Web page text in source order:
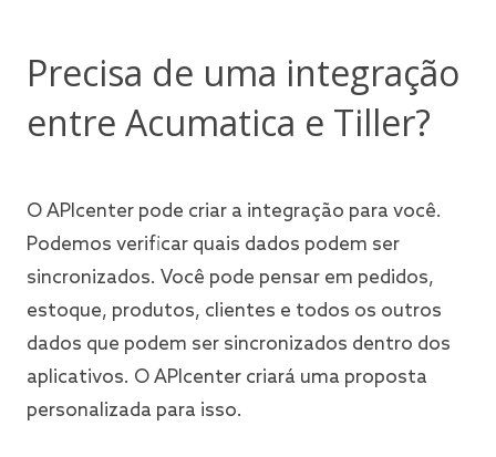
Precisa de uma integração
entre Acumatica e Tiller?
O APIcenter pode criar a integração para você.
Podemos verificar quais dados podem ser
sincronizados. Você pode pensar em pedidos,
estoque, produtos, clientes e todos os outros
dados que podem ser sincronizados dentro dos
aplicativos. O APIcenter criará uma proposta
personalizada para isso.